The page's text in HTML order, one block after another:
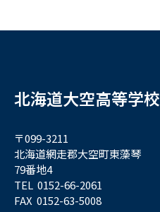
北海道大空高等学校
〒099-3211
北海道網走郡大空町東藻琴
79番地4
TEL 0152-66-2061
FAX 0152-63-5008